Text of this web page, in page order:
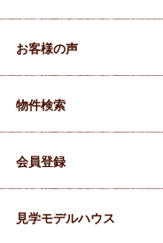
お客様の声
物件検索
会員登録
見学モデルハウス